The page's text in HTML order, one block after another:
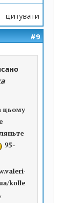
цитувати
#9
цьому
95-
kollection1.html